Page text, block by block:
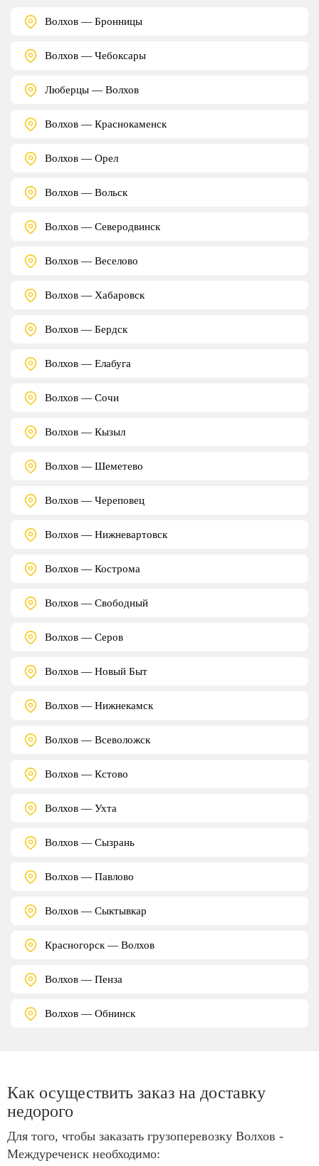
Волхов — Бронницы
Волхов — Чебоксары
Люберцы — Волхов
Волхов — Краснокаменск
Волхов — Орел
Волхов — Вольск
Волхов — Северодвинск
Волхов — Веселово
Волхов — Хабаровск
Волхов — Бердск
Волхов — Елабуга
Волхов — Сочи
Волхов — Кызыл
Волхов — Шеметево
Волхов — Череповец
Волхов — Нижневартовск
Волхов — Кострома
Волхов — Свободный
Волхов — Серов
Волхов — Новый Быт
Волхов — Нижнекамск
Волхов — Всеволожск
Волхов — Кстово
Волхов — Ухта
Волхов — Сызрань
Волхов — Павлово
Волхов — Сыктывкар
Красногорск — Волхов
Волхов — Пенза
Волхов — Обнинск
Как осуществить заказ на доставку
недорого
Для того, чтобы заказать грузоперевозку Волхов -
Междуреченск необходимо: